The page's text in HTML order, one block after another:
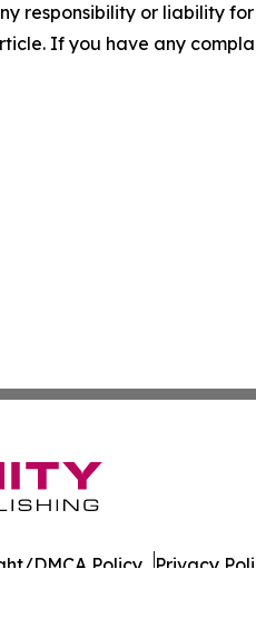
responsibility or liability
If you have any
DMCA Policy Privacy